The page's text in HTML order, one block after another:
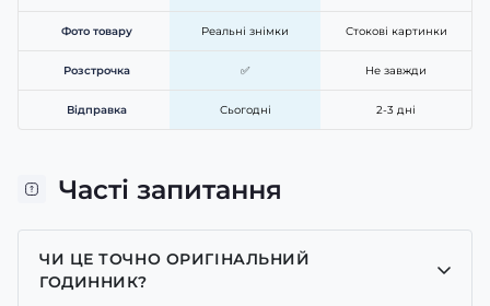
Фото товару Реальні знімки Стокові картинки
Розстрочка ✅ Не завжди
Відправка Сьогодні 2-3 дні
Часті запитання
ЧИ ЦЕ ТОЧНО ОРИГІНАЛЬНИЙ
ГОДИННИК?